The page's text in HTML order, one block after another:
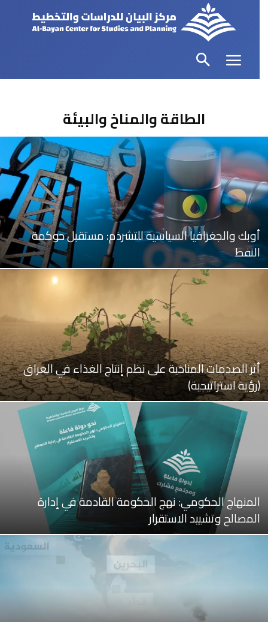
الطاقة والمناخ والبيئة
أوبك والجغرافيا السياسية للتشرذم: مستقبل حوكمة
النفط
أثر الصدمات المناخية على نظم إنتاج الغذاء في العراق
(رؤية استراتيجية)
المنهاج الحكومي: نهج الحكومة القادمة في إدارة
المصالح وتشييد الاستقرار